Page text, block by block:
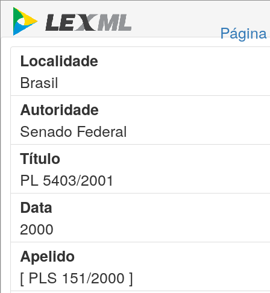
Localidade
Brasil
Autoridade
Senado Federal
Título
PL 5403/2001
Data
2000
Apelido
[ PLS 151/2000 ]